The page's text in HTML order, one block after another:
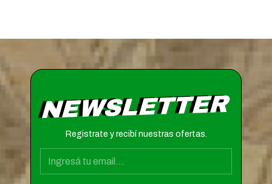
NEWSLETTER
Registrate y recibí nuestras ofertas.